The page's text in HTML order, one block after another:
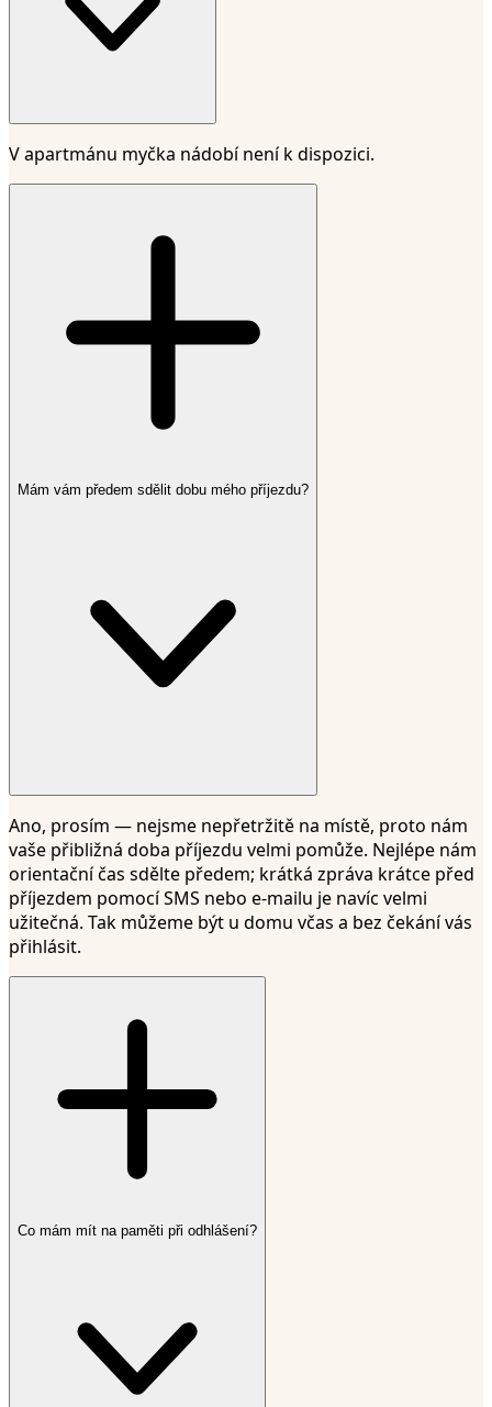
V apartmánu myčka nádobí není k dispozici.
Mám vám předem sdělit dobu mého příjezdu?
Ano, prosím — nejsme nepřetržitě na místě, proto nám
vaše přibližná doba příjezdu velmi pomůže. Nejlépe nám
orientační čas sdělte předem; krátká zpráva krátce před
příjezdem pomocí SMS nebo e-mailu je navíc velmi
užitečná. Tak můžeme být u domu včas a bez čekání vás
přihlásit.
Co mám mít na paměti při odhlášení?